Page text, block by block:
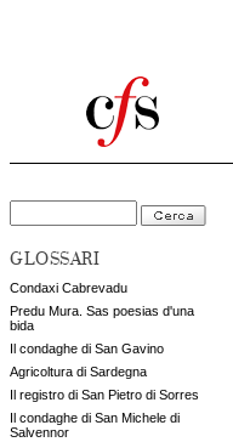
GLOSSARI
Condaxi Cabrevadu
Predu Mura. Sas poesias d'una
bida
Il condaghe di San Gavino
Agricoltura di Sardegna
Il registro di San Pietro di Sorres
Il condaghe di San Michele di
Salvennor